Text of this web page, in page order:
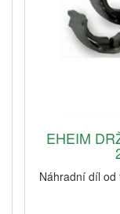
EHEIM
Náhradní díl od